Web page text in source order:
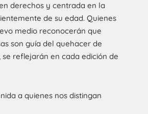
derechos y centrada en la
de su edad. Quienes
medio reconocerán que
son guía del quehacer de
se reflejarán en cada edición de
a quienes nos distingan